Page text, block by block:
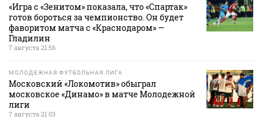
«Игра с «Зенитом» показала, что «Спартак»
готов бороться за чемпионство. Он будет
фаворитом матча с «Краснодаром» —
Гладилин
7 августа 21:56
МОЛОДЕЖНАЯ ФУТБОЛЬНАЯ ЛИГА
Московский «Локомотив» обыграл
московское «Динамо» в матче Молодежной
лиги
7 августа 21:03